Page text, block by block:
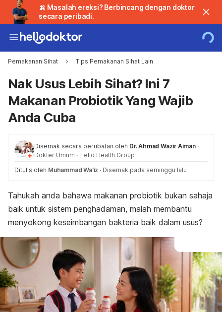
🍌 Masalah ereksi? Berbincang dengan doktor
secara peribadi.
Pemakanan Sihat Tips Pemakanan Sihat Lain
Nak Usus Lebih Sihat? Ini 7
Makanan Probiotik Yang Wajib
Anda Cuba
Disemak secara perubatan oleh Dr. Ahmad Wazir Aiman ·
Dokter Umum · Hello Health Group
Ditulis oleh Muhammad Wa'iz · Disemak pada seminggu lalu
Tahukah anda bahawa makanan probiotik bukan sahaja
baik untuk sistem penghadaman, malah membantu
menyokong keseimbangan bakteria baik dalam usus?